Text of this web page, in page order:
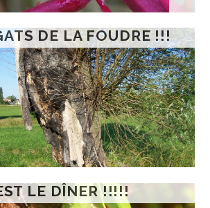
DE LA FOUDRE !!!
LE DÎNER !!!!!